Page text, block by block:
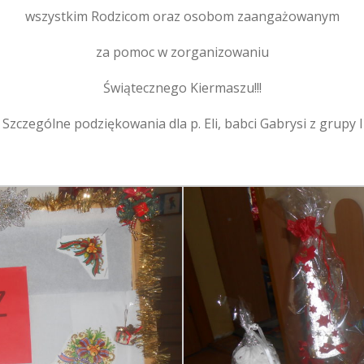
wszystkim Rodzicom oraz osobom zaangażowanym
za pomoc w zorganizowaniu
Świątecznego Kiermaszu!!!
Szczególne podziękowania dla p. Eli, babci Gabrysi z grupy